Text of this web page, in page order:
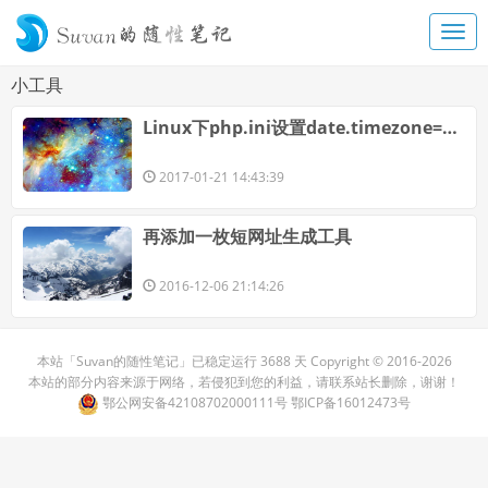
小工具
Linux下php.ini设置date.timezone=PRC为何不生效？
2017-01-21 14:43:39
再添加一枚短网址生成工具
2016-12-06 21:14:26
本站「Suvan的随性笔记」已稳定运行3688 天 Copyright ©2016-2026
本站的部分内容来源于网络，若侵犯到您的利益，请联系站长删除，谢谢！
鄂公网安备42108702000111号鄂ICP备16012473号